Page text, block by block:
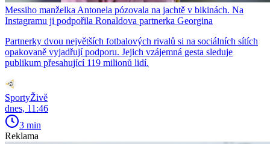
Messiho manželka Antonela pózovala na jachtě v bikinách. Na
Instagramu ji podpořila Ronaldova partnerka Georgina
Partnerky dvou největších fotbalových rivalů si na sociálních sítích
opakovaně vyjadřují podporu. Jejich vzájemná gesta sleduje
publikum přesahující 119 milionů lidí.
SportyŽivě
dnes, 11:46
3 min
Reklama